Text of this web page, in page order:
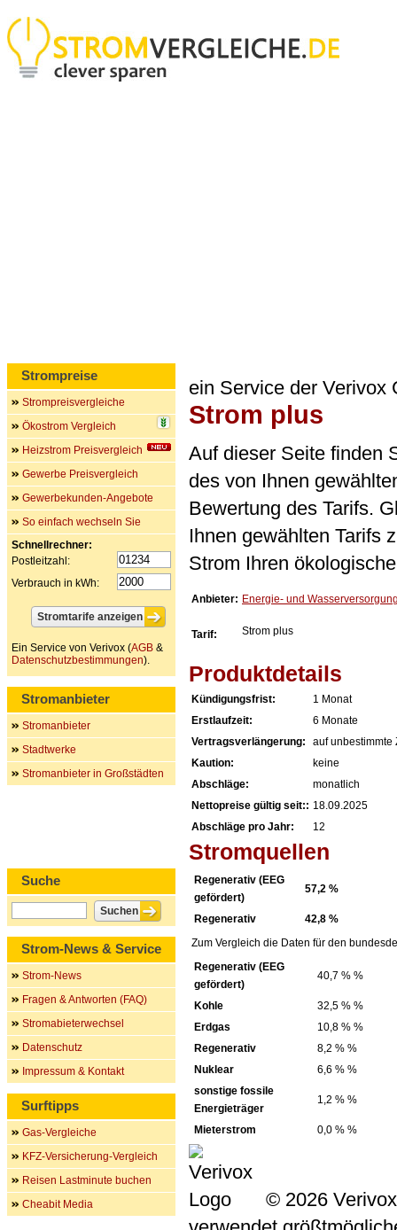
ein Service der Verivox
Strom plus
Auf dieser Seite finden
des von Ihnen
Bewertung des Tarifs.
Ihnen gewählten Tarifs
Strom Ihren
Anbieter: Energie- und
Tarif: Strom plus
Produktdetails
Kündigungsfrist:
1 Monat
Erstlaufzeit:
6 Monate
Vertragsverlängerung:
auf unbestimmte
Kaution:
keine
Abschläge:
monatlich
Nettopreise gültig seit:: 18.09.2025
Abschläge pro Jahr:
12
Stromquellen
Regenerativ (EEG
gefördert)
57,2 %
Regenerativ
42,8 %
Zum Vergleich die Daten für den
Regenerativ (EEG
gefördert)
40,7 % %
Kohle
32,5 % %
Erdgas
10,8 % %
Regenerativ
8,2 % %
Nuklear
6,6 % %
sonstige fossile
Energieträger
1,2 % %
Mieterstrom 0,0 % %
© 2026
Strompreise
Strompreisvergleiche
Ökostrom Vergleich
Heizstrom Preisvergleich
Gewerbe Preisvergleich
Gewerbekunden-Angebote
So einfach wechseln Sie
Schnellrechner:
Postleitzahl:
Verbrauch in kWh:
Ein Service von Verivox (AGB &
Datenschutzbestimmungen).
Stromanbieter
Stromanbieter
Stadtwerke
Stromanbieter in Großstädten
Suche
Strom-News & Service
Strom-News
Fragen & Antworten (FAQ)
Stromabieterwechsel
Datenschutz
Impressum & Kontakt
Surftipps
Gas-Vergleiche
KFZ-Versicherung-Vergleich
Reisen Lastminute buchen
Cheabit Media